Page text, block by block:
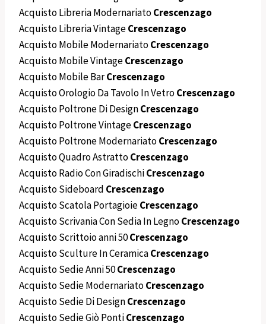
Acquisto Libreria ModernariatoCrescenzago
Acquisto Libreria VintageCrescenzago
Acquisto Mobile ModernariatoCrescenzago
Acquisto Mobile VintageCrescenzago
Acquisto Mobile BarCrescenzago
Acquisto Orologio Da Tavolo In VetroCrescenzago
Acquisto Poltrone Di DesignCrescenzago
Acquisto Poltrone VintageCrescenzago
Acquisto Poltrone ModernariatoCrescenzago
Acquisto Quadro AstrattoCrescenzago
Acquisto Radio Con GiradischiCrescenzago
Acquisto Sideboard Crescenzago
Acquisto Scatola PortagioieCrescenzago
Acquisto Scrivania Con Sedia In LegnoCrescenzago
Acquisto Scrittoio anni 50Crescenzago
Acquisto Sculture In CeramicaCrescenzago
Acquisto Sedie Anni 50Crescenzago
Acquisto Sedie ModernariatoCrescenzago
Acquisto Sedie Di DesignCrescenzago
Acquisto Sedie Giò PontiCrescenzago